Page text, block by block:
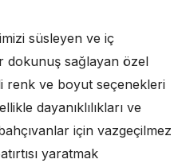
süsleyen ve iç
dokunuş sağlayan özel
renk ve boyut seçenekleri
dayanıklılıkları ve
için vazgeçilmez
yaratmak